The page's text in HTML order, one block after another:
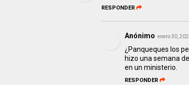
RESPONDER
Anónimo enero 30,
¿Panqueques los
hizo una semana
en un ministerio.
RESPONDER